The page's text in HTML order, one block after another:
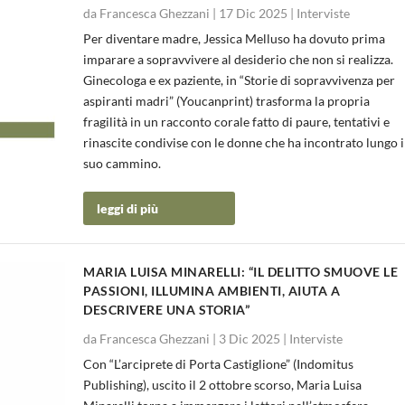
LE PASSI...
PER IMMAGINI E ...
NASSIRY...
STORIA DI ...
da Francesca Ghezzani | 17 Dic 2025 | Interviste
Per diventare madre, Jessica Melluso ha dovuto prima
imparare a sopravvivere al desiderio che non si realizza.
Ginecologa e ex paziente, in “Storie di sopravvivenza per
aspiranti madri” (Youcanprint) trasforma la propria
fragilità in un racconto corale fatto di paure, tentativi e
rinascite condivise con le donne che ha incontrato lungo
suo cammino.
leggi di più
MARIA LUISA MINARELLI: “IL DELITTO SMUOVE LE
PASSIONI, ILLUMINA AMBIENTI, AIUTA A
DESCRIVERE UNA STORIA”
da Francesca Ghezzani | 3 Dic 2025 | Interviste
Con “L’arciprete di Porta Castiglione” (Indomitus
Publishing), uscito il 2 ottobre scorso, Maria Luisa